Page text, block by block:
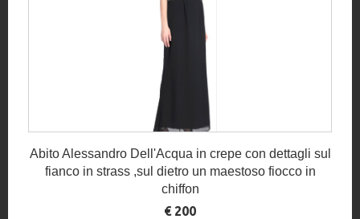
Abito Alessandro Dell'Acqua in crepe con dettagli sul
fianco in strass ,sul dietro un maestoso fiocco in
chiffon
€ 200